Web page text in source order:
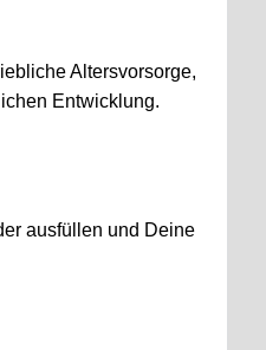
Altersvorsorge,
Entwicklung.
ausfüllen und Deine